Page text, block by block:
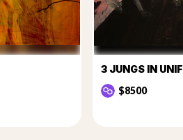
3 JUNGS IN
$8500